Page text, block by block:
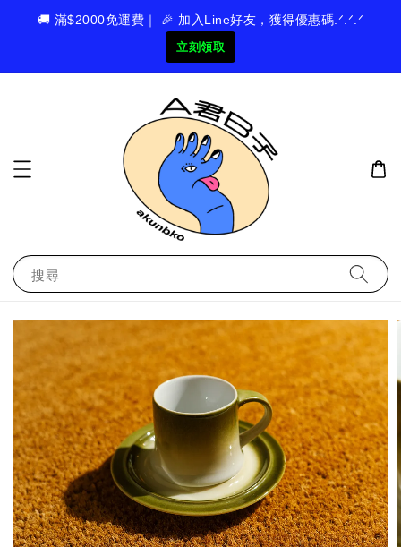
🚚 滿$2000免運費｜ 🎉 加入Line好友，獲得優惠碼.ᐟ.ᐟ.ᐟ
立刻領取
搜尋